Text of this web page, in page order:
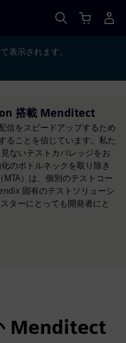
表示されます。
搭載 Menditect
信をスピードアップするため
ることを信じています。私た
ないテストカバレッジをお
のボトルネックを取り除き
）は、個別のテストコー
固有のテストソリューシ
ターにとっても開発者にと
Menditect